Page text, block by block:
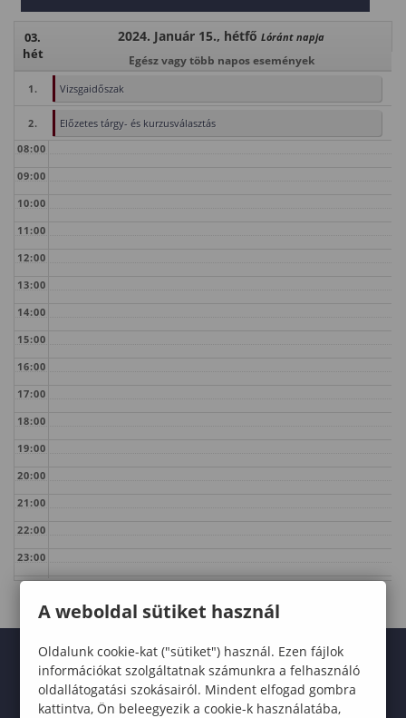
03.
hét
2024. Január 15., hétfő Lóránt napja
Egész vagy több napos események
1. Vizsgaidőszak
2.
Előzetes tárgy- és kurzusválasztás
08:00
09:00
10:00
11:00
12:00
13:00
14:00
15:00
16:00
17:00
18:00
19:00
20:00
21:00
22:00
23:00
A weboldal sütiket használ
Oldalunk cookie-kat ("sütiket") használ. Ezen fájlok
információkat szolgáltatnak számunkra a felhasználó
oldallátogatási szokásairól. Mindent elfogad gombra
kattintva, Ön beleegyezik a cookie-k használatába,